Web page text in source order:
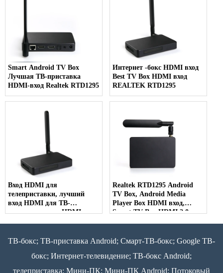
Smart Android TV Box
Лучшая ТВ-приставка
HDMI-вход Realtek RTD1295
Интернет -бокс HDMI вход
Best TV Box HDMI вход
REALTEK RTD1295
Вход HDMI для
телеприставки, лучший
вход HDMI для ТВ-
приставки, вход HDMI для
Realtek RTD1295 Android
TV Box, Android Media
Player Box HDMI вход,
Smart TV Box HDMI 2.0
ТВ-бокс; ТВ-приставка Android; Смарт-ТВ-бокс; Google ТВ-
бокс; Интернет-телевидение; ТВ-бокс Android;
телеприставка; Мини-ПК; Мини-ПК Android; Потоковый